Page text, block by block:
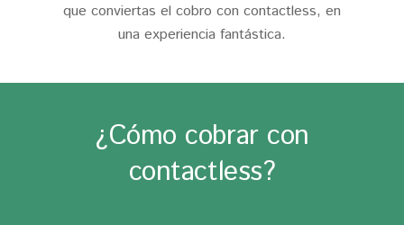
que conviertas el cobro con contactless, en
una experiencia fantástica.
¿Cómo cobrar con
contactless?